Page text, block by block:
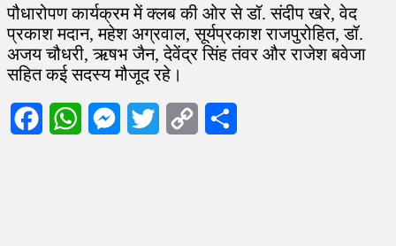
पौधारोपण कार्यक्रम में क्लब की ओर से डॉ. संदीप खरे, वेद
प्रकाश मदान, महेश अग्रवाल, सूर्यप्रकाश राजपुरोहित, डॉ.
अजय चौधरी, ऋषभ जैन, देवेंद्र सिंह तंवर और राजेश बवेजा
सहित कई सदस्य मौजूद रहे।
FacebookWhatsAppMessengerTwitter Copy